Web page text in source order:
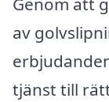
av
tjänst till